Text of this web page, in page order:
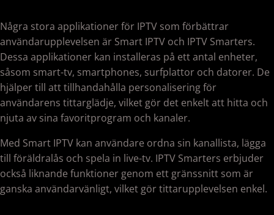
Några stora applikationer för IPTV som förbättrar
användarupplevelsen är Smart IPTV och IPTV Smarters.
Dessa applikationer kan installeras på ett antal enheter,
såsom smart-tv, smartphones, surfplattor och datorer. De
hjälper till att tillhandahålla personalisering för
användarens tittarglädje, vilket gör det enkelt att hitta och
njuta av sina favoritprogram och kanaler.
Med Smart IPTV kan användare ordna sin kanallista, lägga
till föräldralås och spela in live-tv. IPTV Smarters erbjuder
också liknande funktioner genom ett gränssnitt som är
ganska användarvänligt, vilket gör tittarupplevelsen enkel.